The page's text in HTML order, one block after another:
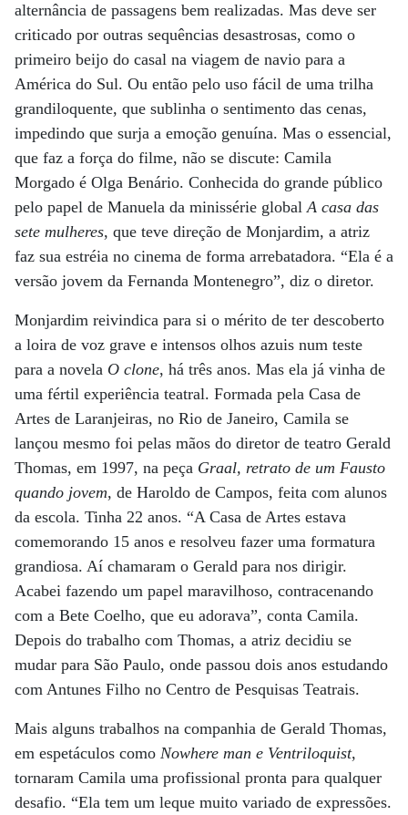
alternância de passagens bem realizadas. Mas deve ser
criticado por outras sequências desastrosas, como o
primeiro beijo do casal na viagem de navio para a
América do Sul. Ou então pelo uso fácil de uma trilha
grandiloquente, que sublinha o sentimento das cenas,
impedindo que surja a emoção genuína. Mas o essencial,
que faz a força do filme, não se discute: Camila
Morgado é Olga Benário. Conhecida do grande público
pelo papel de Manuela da minissérie global A casa das
sete mulheres, que teve direção de Monjardim, a atriz
faz sua estréia no cinema de forma arrebatadora. “Ela é a
versão jovem da Fernanda Montenegro”, diz o diretor.
Monjardim reivindica para si o mérito de ter descoberto
a loira de voz grave e intensos olhos azuis num teste
para a novela O clone, há três anos. Mas ela já vinha de
uma fértil experiência teatral. Formada pela Casa de
Artes de Laranjeiras, no Rio de Janeiro, Camila se
lançou mesmo foi pelas mãos do diretor de teatro Gerald
Thomas, em 1997, na peça Graal, retrato de um Fausto
quando jovem, de Haroldo de Campos, feita com alunos
da escola. Tinha 22 anos. “A Casa de Artes estava
comemorando 15 anos e resolveu fazer uma formatura
grandiosa. Aí chamaram o Gerald para nos dirigir.
Acabei fazendo um papel maravilhoso, contracenando
com a Bete Coelho, que eu adorava”, conta Camila.
Depois do trabalho com Thomas, a atriz decidiu se
mudar para São Paulo, onde passou dois anos estudando
com Antunes Filho no Centro de Pesquisas Teatrais.
Mais alguns trabalhos na companhia de Gerald Thomas,
em espetáculos como Nowhere man e Ventriloquist,
tornaram Camila uma profissional pronta para qualquer
desafio. “Ela tem um leque muito variado de expressões.